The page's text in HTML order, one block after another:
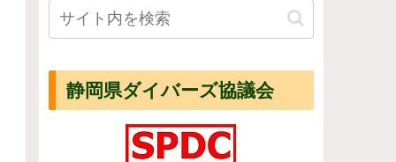
静岡県ダイバーズ協議会